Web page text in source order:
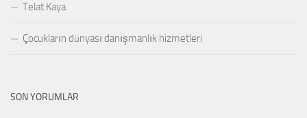
Telat Kaya
Çocukların dünyası danışmanlık hizmetleri
SON YORUMLAR